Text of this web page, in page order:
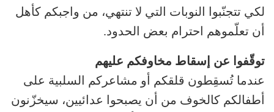
لكي تتجنّبوا النوبات التي لا تنتهي، من واجبكم كأهل
أن تعلّموهم احترام بعض الحدود.
توقّفوا عن إسقاط مخاوفكم عليهم
عندما تُسقِطون قلقكم أو مشاعركم السلبية على
أطفالكم كالخوف من أن يصبحوا عدائيين، سيخزّنون